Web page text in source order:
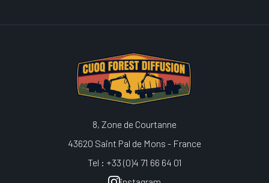
8, Zone de Courtanne
43620 Saint Pal de Mons - France
Tel : +33 (0)4 71 66 64 01